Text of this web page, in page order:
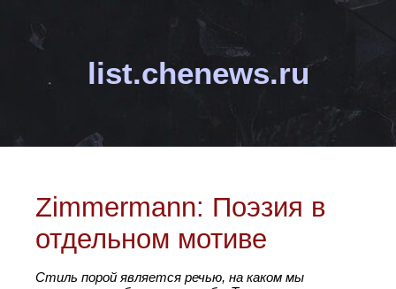
list.chenews.ru
Zimmermann: Поэзия в
отдельном мотиве
Стиль порой является речью, на каком мы